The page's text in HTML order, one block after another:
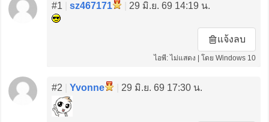
#1 sz467171 29 มิ.ย. 69 14:19 น.
แจ้งลบ
ไอพี: ไม่แสดง | โดย Windows 10
#2 Yvonne 29 มิ.ย. 69 17:30 น.